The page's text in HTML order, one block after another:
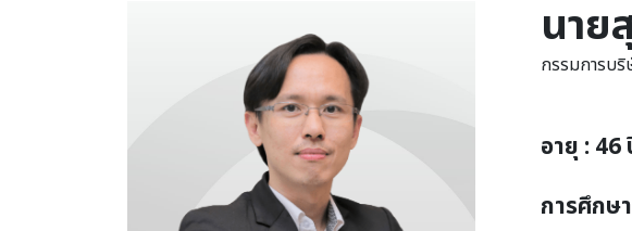
นาย
กรรมการบริ
อายุ : 46
การศึกษ